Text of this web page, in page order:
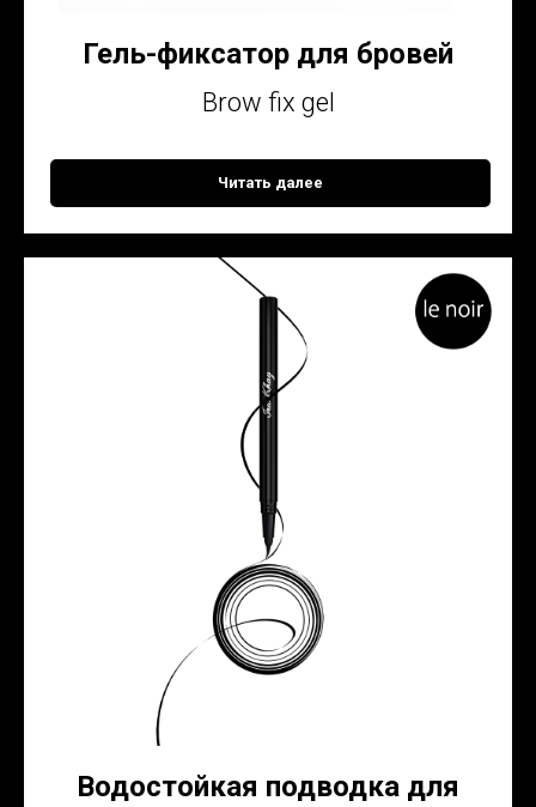
Гель-фиксатор для бровей
Brow fix gel
Читать далее
Водостойкая подводка для